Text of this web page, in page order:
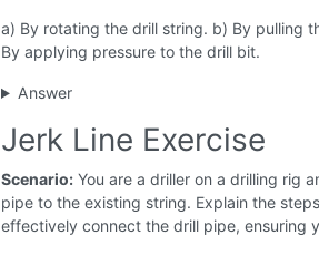
a) By rotating the drill string. b) By pulling
By applying pressure to the drill bit.
Answer
Jerk Line Exercise
Scenario: You are a driller on a drilling rig
pipe to the existing string. Explain the
effectively connect the drill pipe, ensuring